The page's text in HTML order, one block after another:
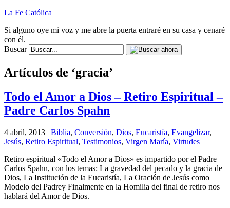
La Fe Católica
Si alguno oye mi voz y me abre la puerta entraré en su casa y cenaré
con él.
Buscar
Artículos de ‘gracia’
Todo el Amor a Dios – Retiro Espiritual –
Padre Carlos Spahn
4 abril, 2013 | Biblia, Conversión, Dios, Eucaristía, Evangelizar,
Jesús, Retiro Espiritual, Testimonios, Virgen María, Virtudes
Retiro espiritual «Todo el Amor a Dios» es impartido por el Padre
Carlos Spahn, con los temas: La gravedad del pecado y la gracia de
Dios, La Institución de la Eucaristía, La Oración de Jesús como
Modelo del Padrey Finalmente en la Homilia del final de retiro nos
hablará del Amor de Dios.